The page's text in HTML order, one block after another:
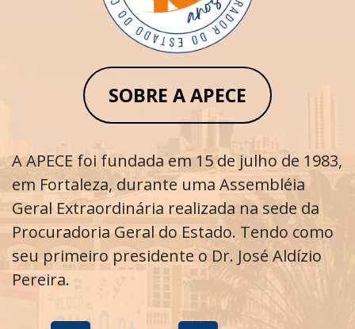
SOBRE A APECE
A APECE foi fundada em 15 de julho de 1983,
em Fortaleza, durante uma Assembléia
Geral Extraordinária realizada na sede da
Procuradoria Geral do Estado. Tendo como
seu primeiro presidente o Dr. José Aldízio
Pereira.